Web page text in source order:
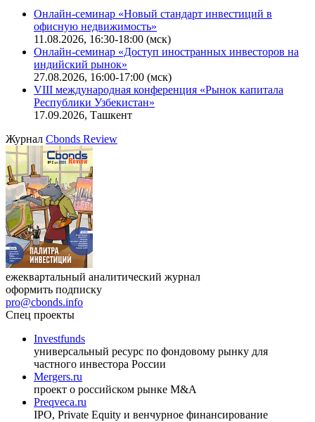
Онлайн-семинар «Новый стандарт инвестиций в
офисную недвижимость»
11.08.2026, 16:30-18:00 (мск)
Онлайн-семинар «Доступ иностранных инвесторов на
индийский рынок»
27.08.2026, 16:00-17:00 (мск)
VIII международная конференция «Рынок капитала
Республики Узбекистан»
17.09.2026, Ташкент
Журнал Cbonds Review
ежеквартальный аналитический журнал
оформить подписку
pro@cbonds.info
Спец проекты
Investfunds
универсальный ресурс по фондовому рынку для
частного инвестора России
Mergers.ru
проект о российском рынке M&A
Preqveca.ru
IPO, Private Equity и венчурное финансирование